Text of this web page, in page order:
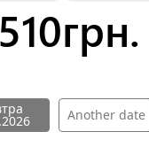
грн.
Another date